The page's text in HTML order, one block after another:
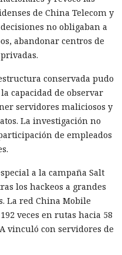
de China Telecom y
no obligaban a
abandonar centros de
conservada pudo
capacidad de observar
servidores maliciosos y
La investigación no
de empleados
a la campaña Salt
los hackeos a grandes
La red China Mobile
veces en rutas hacia 58
vinculó con servidores de